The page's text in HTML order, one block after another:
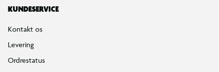
KUNDESERVICE
Kontakt os
Levering
Ordrestatus